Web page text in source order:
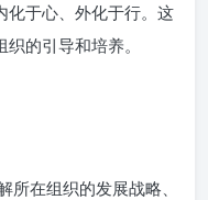
化于心、外化于行。这
的引导和培养。
所在组织的发展战略、